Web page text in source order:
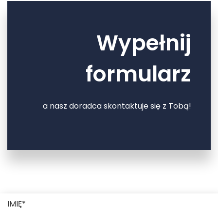
Wypełnij
formularz
a nasz doradca skontaktuje się z Tobą!